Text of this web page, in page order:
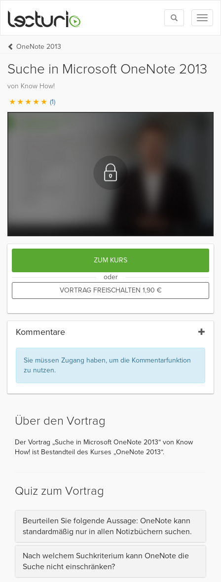
Toggle
search
OneNote 2013
Suche in Microsoft OneNote 2013
von Know How!
(1)
ZUM KURS
oder
VORTRAG FREISCHALTEN 1,90 €
Kommentare
Sie müssen Zugang haben, um die Kommentarfunktion
zu nutzen.
Über den Vortrag
Der Vortrag „Suche in Microsoft OneNote 2013“ von Know
How! ist Bestandteil des Kurses „OneNote 2013“.
Quiz zum Vortrag
Beurteilen Sie folgende Aussage: OneNote kann
standardmäßig nur in allen Notizbüchern suchen.
Nach welchem Suchkriterium kann OneNote die
Suche nicht einschränken?